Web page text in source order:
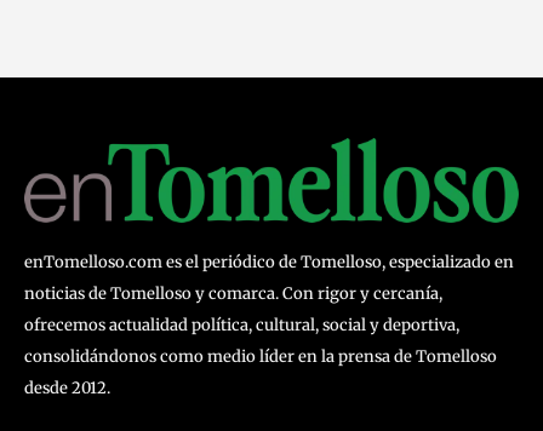
enTomelloso.com es el periódico de Tomelloso, especializado en
noticias de Tomelloso y comarca. Con rigor y cercanía,
ofrecemos actualidad política, cultural, social y deportiva,
consolidándonos como medio líder en la prensa de Tomelloso
desde 2012.